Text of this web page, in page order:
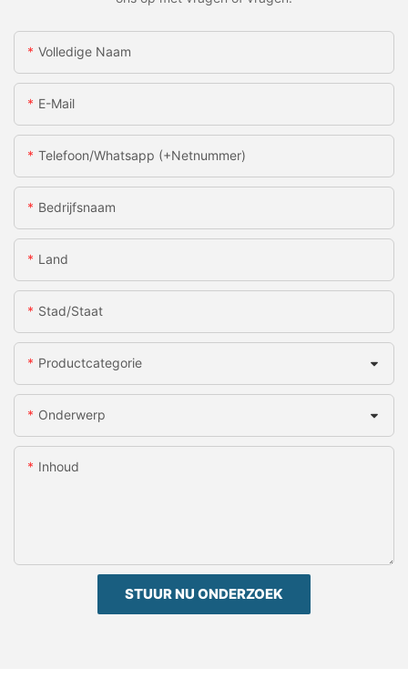
Volledige Naam
E-Mail
Telefoon/whatsapp (+netnummer)
Bedrijfsnaam
Land
Stad/staat
Productcategorie
Onderwerp
Inhoud
STUUR NU ONDERZOEK